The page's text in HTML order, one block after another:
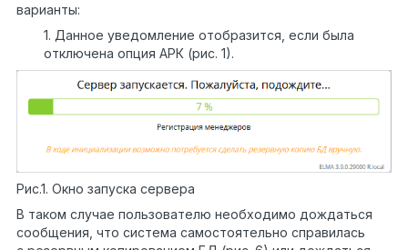
варианты:
1. Данное уведомление отобразится, если была
отключена опция АРК (рис. 1).
Рис.1. Окно запуска сервера
В таком случае пользователю необходимо дождаться
сообщения, что система самостоятельно справилась